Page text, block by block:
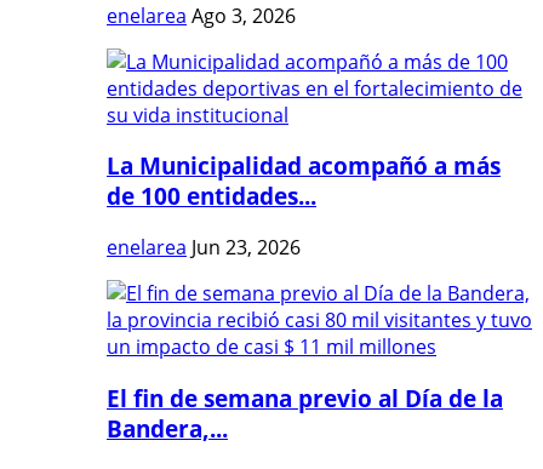
enelarea Ago 3, 2026
La Municipalidad acompañó a más
de 100 entidades...
enelarea Jun 23, 2026
El fin de semana previo al Día de la
Bandera,...